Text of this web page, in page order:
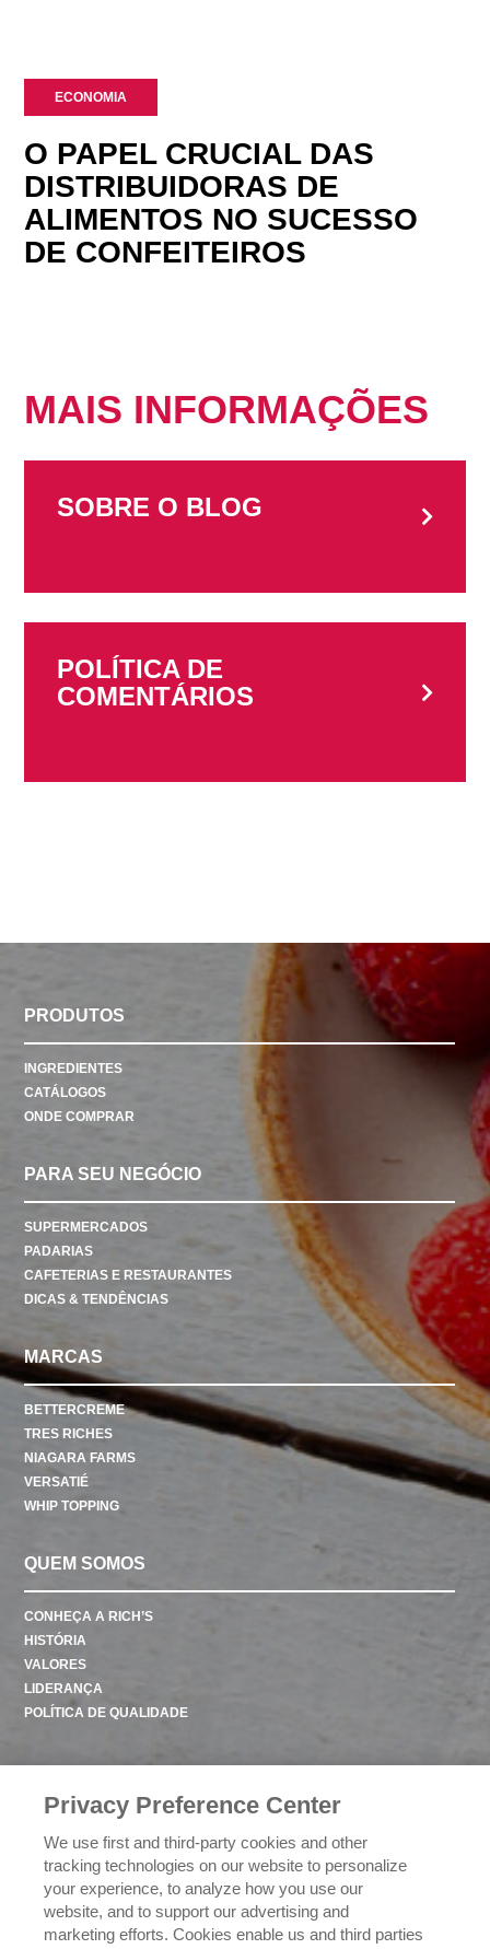
ECONOMIA
O PAPEL CRUCIAL DAS
DISTRIBUIDORAS DE
ALIMENTOS NO SUCESSO
DE CONFEITEIROS
MAIS INFORMAÇÕES
SOBRE O BLOG
POLÍTICA DE
COMENTÁRIOS
PRODUTOS
INGREDIENTES
CATÁLOGOS
ONDE COMPRAR
PARA SEU NEGÓCIO
SUPERMERCADOS
PADARIAS
CAFETERIAS E RESTAURANTES
DICAS & TENDÊNCIAS
MARCAS
BETTERCREME
TRES RICHES
NIAGARA FARMS
VERSATIÉ
WHIP TOPPING
QUEM SOMOS
CONHEÇA A RICH’S
HISTÓRIA
VALORES
LIDERANÇA
POLÍTICA DE QUALIDADE
POLÍTICA DE PRIVACIDADE
EXERCENDO SEUS DIREITOS DE PRIVACIDADE
Privacy Preference Center
We use first and third-party cookies and other
tracking technologies on our website to personalize
your experience, to analyze how you use our
website, and to support our advertising and
marketing efforts. Cookies enable us and third parties